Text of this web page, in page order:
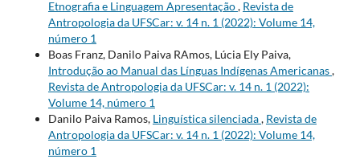
Etnografia e Linguagem Apresentação, Revista de
Antropologia da UFSCar: v. 14 n. 1 (2022): Volume 14,
número 1
Boas Franz, Danilo Paiva RAmos, Lúcia Ely Paiva,
Introdução ao Manual das Línguas Indígenas Americanas,
Revista de Antropologia da UFSCar: v. 14 n. 1 (2022):
Volume 14, número 1
Danilo Paiva Ramos, Linguística silenciada, Revista de
Antropologia da UFSCar: v. 14 n. 1 (2022): Volume 14,
número 1